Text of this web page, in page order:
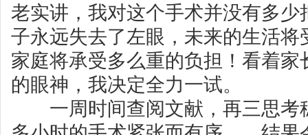
老实讲，我对这个手术并没有多少
子永远失去了左眼，未来的生活将
家庭将承受多么重的负担！看着
的眼神，我决定全力一试。
一周时间查阅文献，再三思考